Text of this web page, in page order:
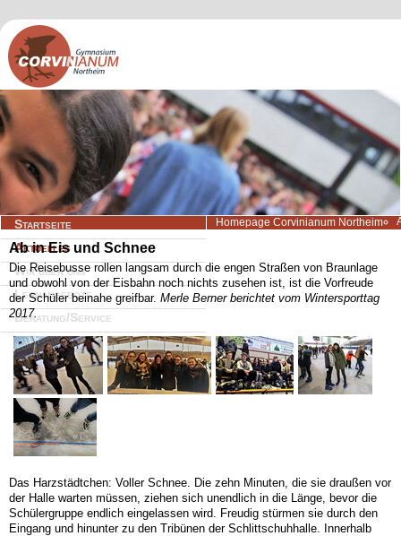
Navigation
überspringen
Startseite
Aktuelles
Wir über uns
Lernangebote
Beratung/Service
Kontakt
Homepage Corvinianum Northeim
Ab in Eis und Schnee
Die Reisebusse rollen langsam durch die engen Straßen von Braunlage
und obwohl von der Eisbahn noch nichts zusehen ist, ist die Vorfreude
der Schüler beinahe greifbar. Merle Berner berichtet vom Wintersporttag
2017.
Das Harzstädtchen: Voller Schnee. Die zehn Minuten, die sie draußen vor
der Halle warten müssen, ziehen sich unendlich in die Länge, bevor die
Schülergruppe endlich eingelassen wird. Freudig stürmen sie durch den
Eingang und hinunter zu den Tribünen der Schlittschuhhalle. Innerhalb